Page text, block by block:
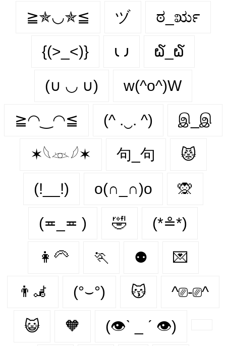
≧✯◡✯≦ ヅ ಠ_ರೃ
{(>_<)} 𐑧 𐑨 ໖_໖
(∪ ◡ ∪) w(^o^)W
≧◠‿◠≦ (^ .‿. ^) இ_இ
✶𓆩𓁺𓆪✶ 句_句 😾
(!__!) o(∩_∩)o 🙊
(≖_≖ ) 🤣 (*≗*)
👩‍🦳 🏃‍ ⚉ 💌
👨‍🦼‍️ (°⌣°) 😽 ^⎚-⎚^
😺 🧡 (👁ˋ _ ˊ 👁)